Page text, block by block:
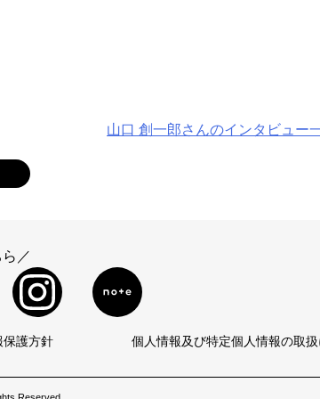
山口 創一郎さんのインタビュー
／
保護方針 個人情報及び特定個人情報の取